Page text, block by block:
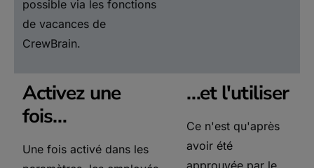
possible via les fonctions
de vacances de
CrewBrain.
Activez une
fois…
Une fois activé dans les
…et l'utiliser
Ce n'est qu'après
avoir été
approuvée par le